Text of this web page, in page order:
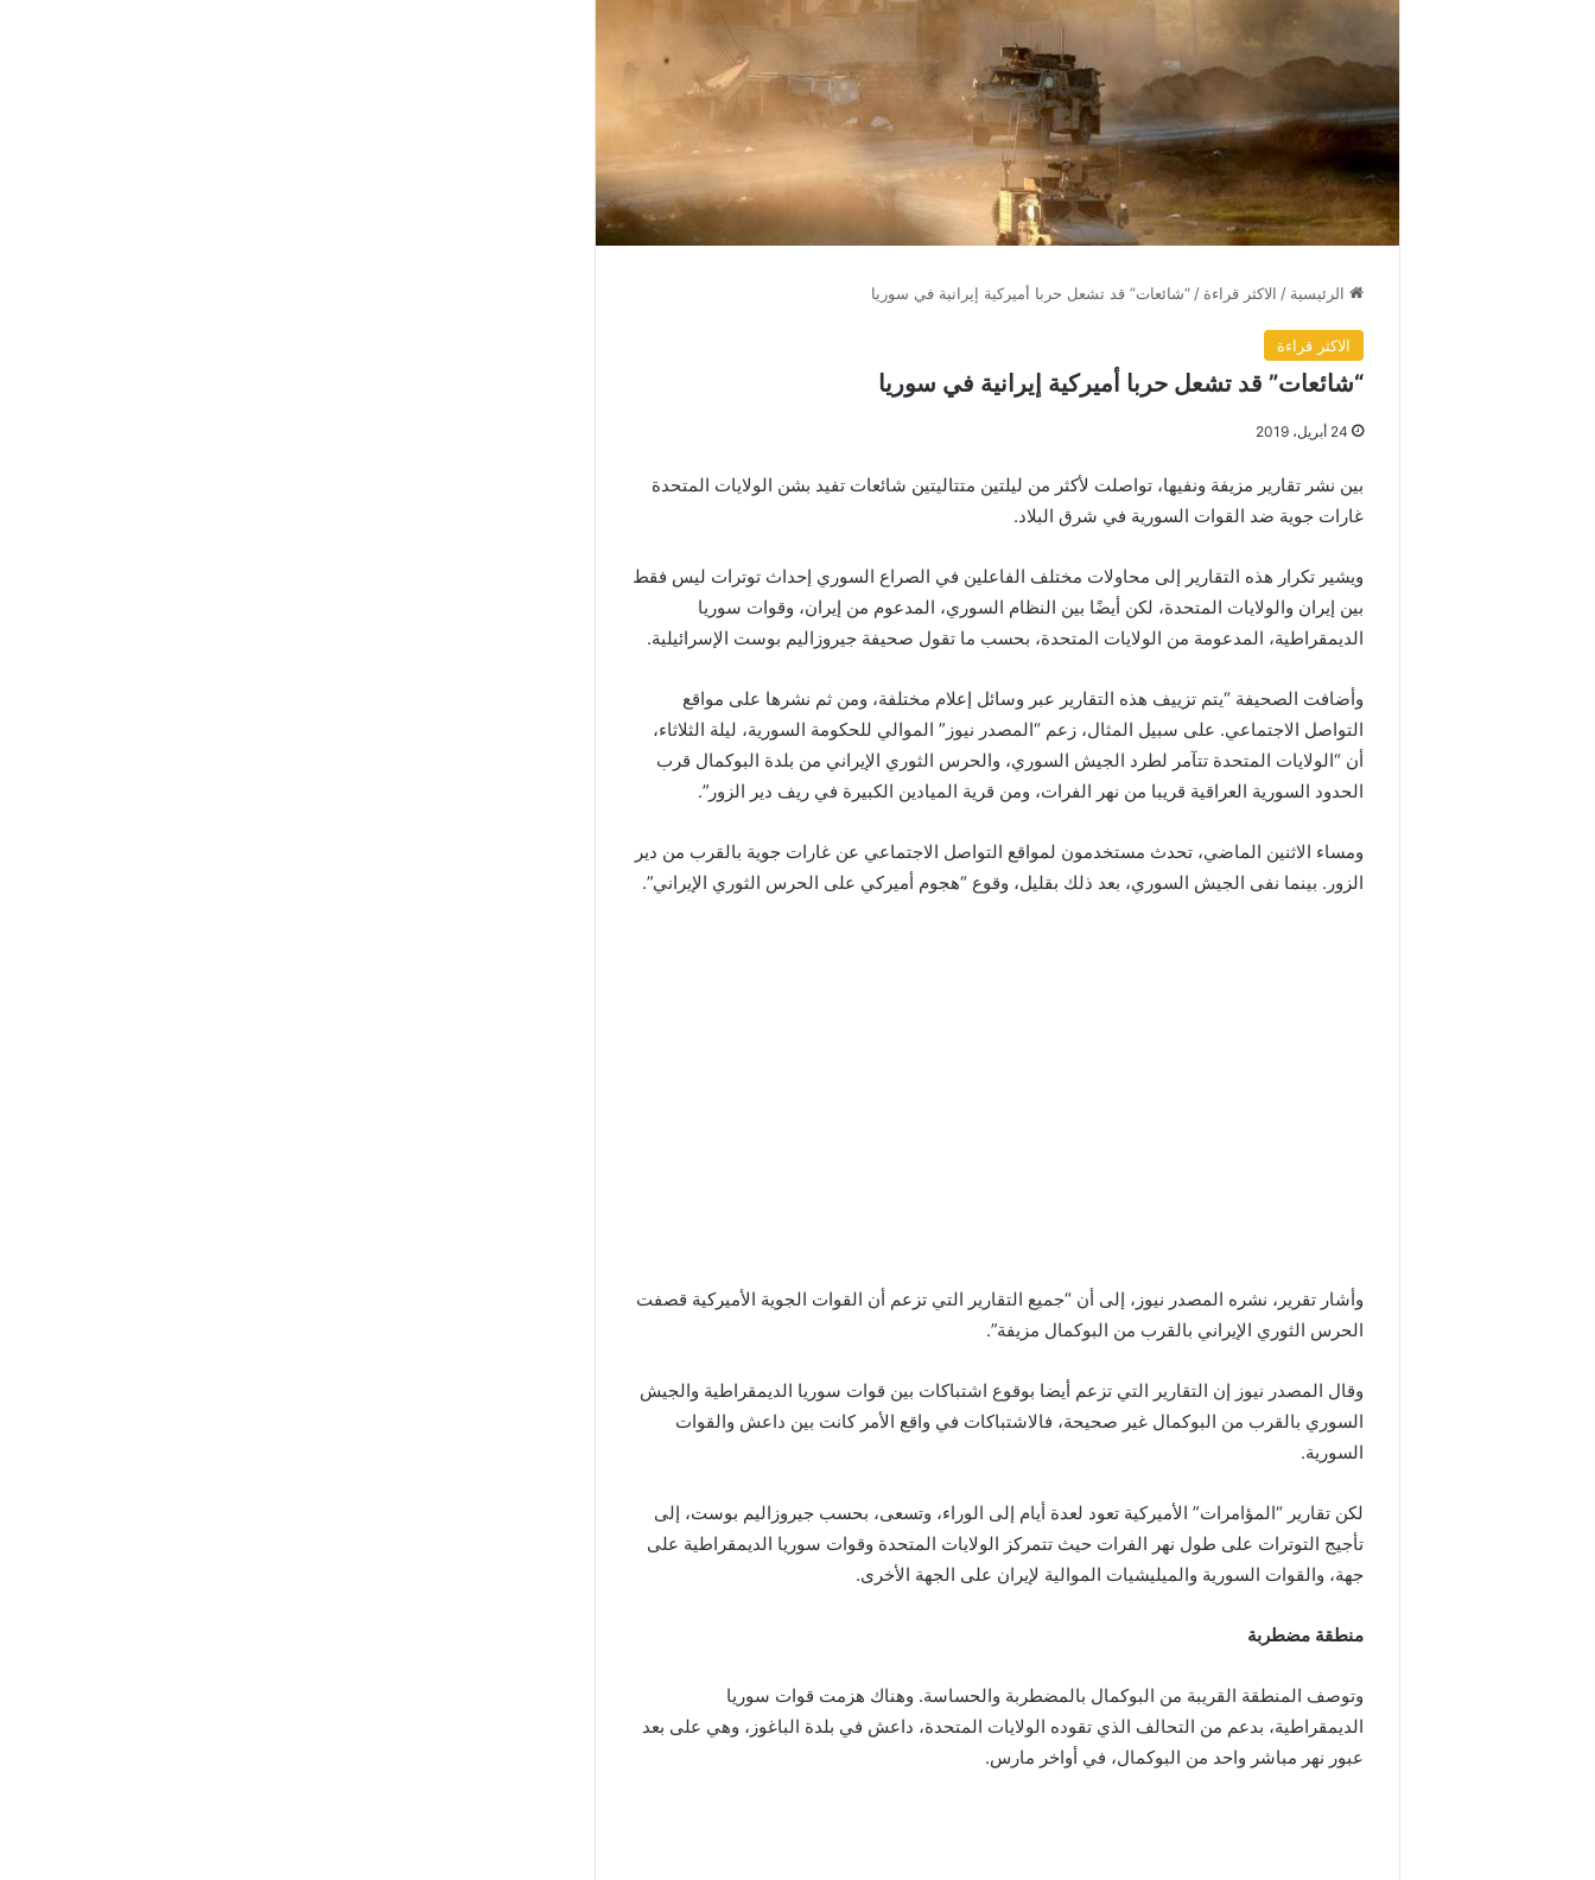
الرئيسية / الاكثر قراءة / “شائعات” قد تشعل حربا أميركية إيرانية في سوريا
الاكثر قراءة
“شائعات” قد تشعل حربا أميركية إيرانية في سوريا
24 أبريل، 2019
بين نشر تقارير مزيفة ونفيها، تواصلت لأكثر من ليلتين متتاليتين شائعات تفيد بشن الولايات المتحدة
غارات جوية ضد القوات السورية في شرق البلاد.
ويشير تكرار هذه التقارير إلى محاولات مختلف الفاعلين في الصراع السوري إحداث توترات ليس فقط
بين إيران والولايات المتحدة، لكن أيضًا بين النظام السوري، المدعوم من إيران، وقوات سوريا
الديمقراطية، المدعومة من الولايات المتحدة، بحسب ما تقول صحيفة جيروزاليم بوست الإسرائيلية.
وأضافت الصحيفة “يتم تزييف هذه التقارير عبر وسائل إعلام مختلفة، ومن ثم نشرها على مواقع
التواصل الاجتماعي. على سبيل المثال، زعم “المصدر نيوز” الموالي للحكومة السورية، ليلة الثلاثاء،
أن “الولايات المتحدة تتآمر لطرد الجيش السوري، والحرس الثوري الإيراني من بلدة البوكمال قرب
الحدود السورية العراقية قريبا من نهر الفرات، ومن قرية الميادين الكبيرة في ريف دير الزور”.
ومساء الاثنين الماضي، تحدث مستخدمون لمواقع التواصل الاجتماعي عن غارات جوية بالقرب من دير
الزور . بينما نفى الجيش السوري، بعد ذلك بقليل، وقوع “هجوم أميركي على الحرس الثوري الإيراني”.
وأشار تقرير، نشره المصدر نيوز، إلى أن “جميع التقارير التي تزعم أن القوات الجوية الأميركية قصفت
الحرس الثوري الإيراني بالقرب من البوكمال مزيفة”.
وقال المصدر نيوز إن التقارير التي تزعم أيضا بوقوع اشتباكات بين قوات سوريا الديمقراطية والجيش
السوري بالقرب من البوكمال غير صحيحة، فالاشتباكات في واقع الأمر كانت بين داعش والقوات
السورية.
لكن تقارير “المؤامرات” الأميركية تعود لعدة أيام إلى الوراء، وتسعى، بحسب جيروزاليم بوست، إلى
تأجيج التوترات على طول نهر الفرات حيث تتمركز الولايات المتحدة وقوات سوريا الديمقراطية على
جهة، والقوات السورية والميليشيات الموالية لإيران على الجهة الأخرى.
منطقة مضطربة
وتوصف المنطقة القريبة من البوكمال بالمضطربة والحساسة. وهناك هزمت قوات سوريا
الديمقراطية، بدعم من التحالف الذي تقوده الولايات المتحدة، داعش في بلدة الباغوز، وهي على بعد
عبور نهر مباشر واحد من البوكمال، في أواخر مارس.